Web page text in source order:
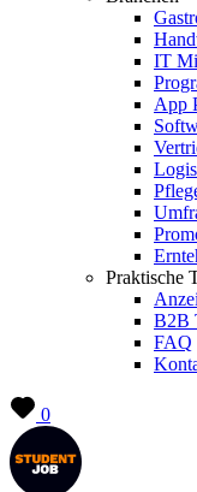
IT
App
Praktische
B2B
FAQ
0